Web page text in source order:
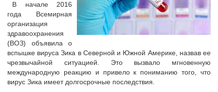
В начале 2016
года Всемирная
организация
здравоохранения
(ВОЗ) объявила о
вспышке вируса Зика в Северной и Южной Америке, назвав ее
чрезвычайной ситуацией. Это вызвало мгновенную
международную реакцию и привело к пониманию того, что
вирус Зика имеет долгосрочные последствия.